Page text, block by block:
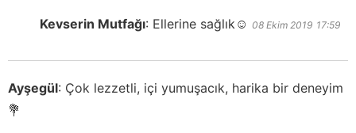
Kevserin Mutfağı: Ellerine sağlık☺️ 08 Ekim 2019 17:59
Ayşegül: Çok lezzetli, içi yumuşacık, harika bir deneyim
💐